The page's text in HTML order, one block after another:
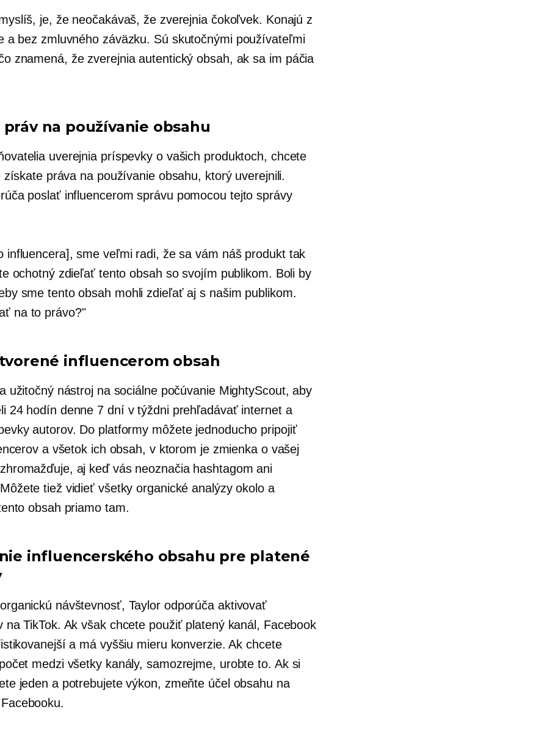
je, že neočakávaš, že zverejnia čokoľvek. Konajú z
a bez zmluvného záväzku. Sú skutočnými používateľmi
znamená, že zverejnia autentický obsah, ak sa im páčia
práv na používanie obsahu
uverejnia príspevky o vašich produktoch, chcete
práva na používanie obsahu, ktorý uverejnili.
poslať influencerom správu pomocou tejto správy
influencera], sme veľmi radi, že sa vám náš produkt tak
ochotný zdieľať tento obsah so svojím publikom. Boli by
sme tento obsah mohli zdieľať aj s našim publikom.
na to právo?"
influencerom obsah
užitočný nástroj na sociálne počúvanie MightyScout, aby
24 hodín denne 7 dní v týždni prehľadávať internet a
autorov. Do platformy môžete jednoducho pripojiť
a všetok ich obsah, v ktorom je zmienka o vašej
aj keď vás neoznačia hashtagom ani
tiež vidieť všetky organické analýzy okolo a
obsah priamo tam.
influencerského obsahu pre platené
návštevnosť, Taylor odporúča aktivovať
na TikTok. Ak však chcete použiť platený kanál, Facebook
a má vyššiu mieru konverzie. Ak chcete
medzi všetky kanály, samozrejme, urobte to. Ak si
jeden a potrebujete výkon, zmeňte účel obsahu na